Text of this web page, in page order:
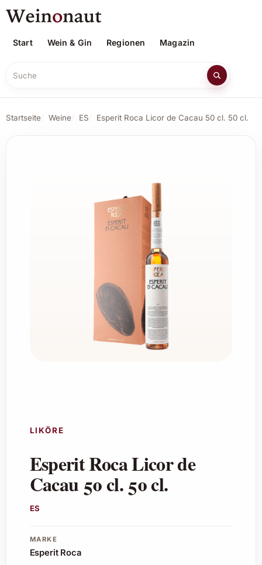
Start Wein & Gin Regionen Magazin
Suche
Startseite Weine ES Esperit Roca Licor de Cacau 50 cl. 50 cl.
LIKÖRE
Esperit Roca Licor de
Cacau 50 cl. 50 cl.
ES
MARKE
Esperit Roca